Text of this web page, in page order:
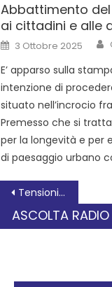
Abbattimento
ai cittadini e alle
3 Ottobre 2025
E’ apparso sulla
intenzione di
situato nell’incrocio
Premesso che si
per la longevità e per
di paesaggio urbano
Tensioni 2022: pluralità di linguaggi in un ecosistema che cambia
ASCOLTA RADIO